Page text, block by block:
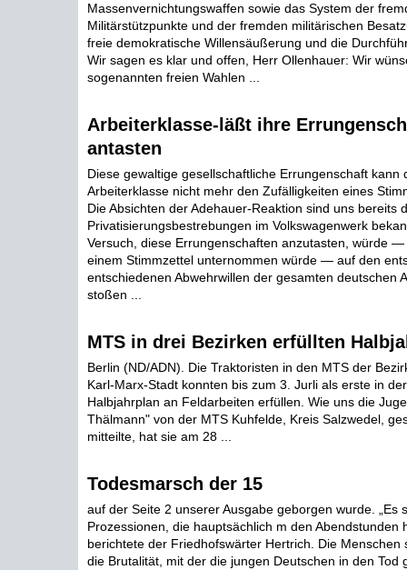
Massenvernichtungswaffen sowie das System der
Militärstützpunkte und der fremden militärischen
freie demokratische Willensäußerung und die
Wir sagen es klar und offen, Herr Ollenhauer: Wir
sogenannten freien Wahlen ...
Arbeiterklasse-läßt ihre
antasten
Diese gewaltige gesellschaftliche Errungenschaft kann
Arbeiterklasse nicht mehr den Zufälligkeiten eines
Die Absichten der Adehauer-Reaktion sind uns bereits
Privatisierungsbestrebungen im Volkswagenwerk
Versuch, diese Errungenschaften anzutasten, würde
einem Stimmzettel unternommen würde — auf den
entschiedenen Abwehrwillen der gesamten deutschen
stoßen ...
MTS in drei Bezirken erfüllten
Berlin (ND/ADN). Die Traktoristen in den MTS der
Karl-Marx-Stadt konnten bis zum 3. Jurli als erste in
Halbjahrplan an Feldarbeiten erfüllen. Wie uns die
Thälmann" von der MTS Kuhfelde, Kreis Salzwedel,
mitteilte, hat sie am 28 ...
Todesmarsch der 15
auf der Seite 2 unserer Ausgabe geborgen wurde. „Es
Prozessionen, die hauptsächlich m den Abendstunden
berichtete der Friedhofswärter Hertrich. Die Menschen
die Brutalität, mit der die jungen Deutschen in den Tod